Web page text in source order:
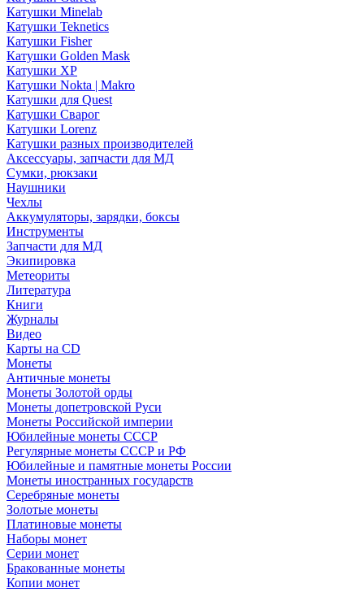
Катушки Minelab
Катушки Teknetics
Катушки Fisher
Катушки Golden Mask
Катушки XP
Катушки Nokta | Makro
Катушки для Quest
Катушки Сварог
Катушки Lorenz
Катушки разных производителей
Аксессуары, запчасти для МД
Сумки, рюкзаки
Наушники
Чехлы
Аккумуляторы, зарядки, боксы
Инструменты
Запчасти для МД
Экипировка
Метеориты
Литература
Книги
Журналы
Видео
Карты на CD
Монеты
Античные монеты
Монеты Золотой орды
Монеты допетровской Руси
Монеты Российской империи
Юбилейные монеты СССР
Регулярные монеты СССР и РФ
Юбилейные и памятные монеты России
Монеты иностранных государств
Серебряные монеты
Золотые монеты
Платиновые монеты
Наборы монет
Серии монет
Бракованные монеты
Копии монет